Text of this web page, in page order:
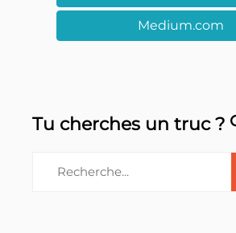
Medium.com
Tu cherches un truc ?